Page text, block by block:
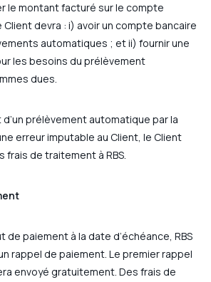
le montant facturé sur le compte
Client devra : i) avoir un compte bancaire
automatiques ; et ii) fournir une
les besoins du prélèvement
dues.
d’un prélèvement automatique par la
erreur imputable au Client, le Client
frais de traitement à RBS.
de paiement à la date d’échéance, RBS
rappel de paiement. Le premier rappel
envoyé gratuitement. Des frais de